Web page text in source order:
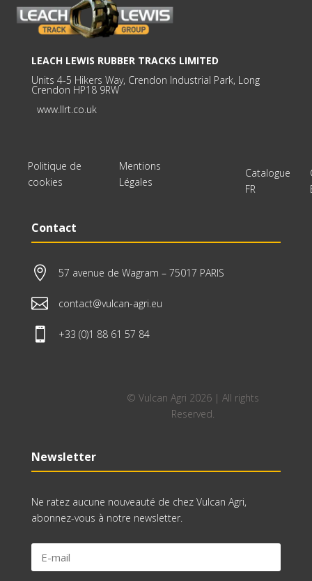
LEACH LEWIS RUBBER TRACKS LIMITED
Units 4-5 Hikers Way, Crendon Industrial Park, Long
Crendon HP18 9RW
www.llrt.co.uk
Politique de
cookies
Mentions
Légales
Catalogue
FR
Contact
 57 avenue de Wagram – 75017 PARIS
 contact@vulcan-agri.eu
 +33 (0)1 88 61 57 84
© Vulcan Agri 2026 | All rights
Reserved.
Newsletter
Ne ratez aucune nouveauté de chez Vulcan Agri,
abonnez-vous à notre newsletter.